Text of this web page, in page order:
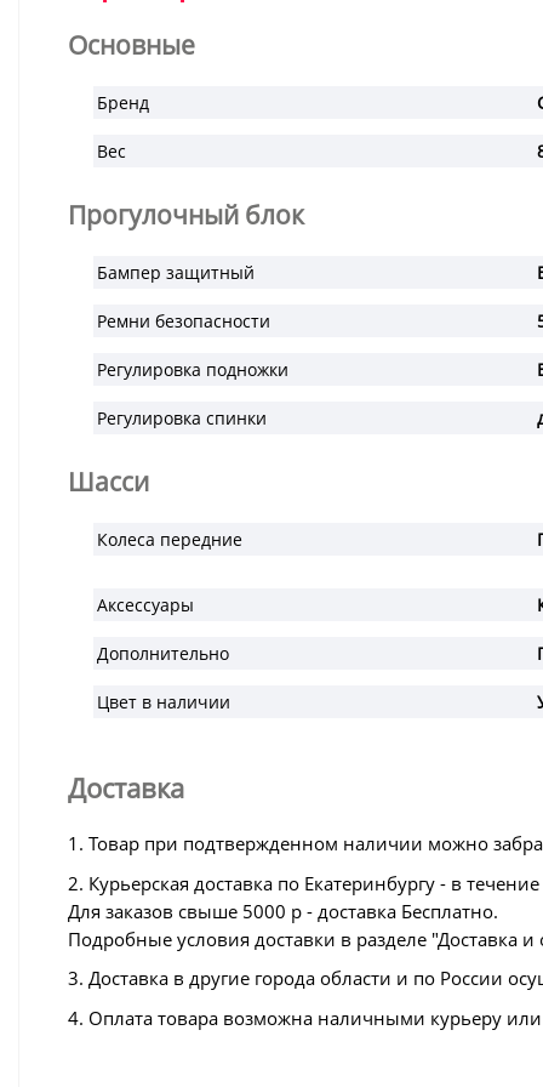
Основные
Бренд
Вес
Прогулочный блок
Бампер защитный
Ремни безопасности
Регулировка подножки
Регулировка спинки
Шасси
Колеса передние
Аксессуары
Дополнительно
Цвет в наличии
Доставка
1. Товар при подтвержденном наличии можно
2. Курьерская доставка по Екатеринбургу - в
Для заказов свыше 5000 р - доставка Бесплатно.
Подробные условия доставки в разделе "Доставка и
3. Доставка в другие города области и по России
4. Оплата товара возможна наличными курьеру